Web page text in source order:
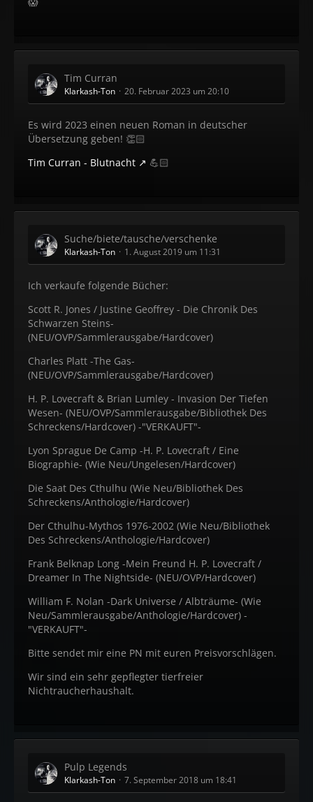
Tim Curran
Klarkash-Ton 20. Februar 2023 um 20:10
Es wird 2023 einen neuen Roman in deutscher
Übersetzung geben! 👏🏻
Tim Curran - Blutnacht
💪🏻
Suche/biete/tausche/verschenke
Klarkash-Ton 1. August 2019 um 11:31
Ich verkaufe folgende Bücher:
Scott R. Jones / Justine Geoffrey - Die Chronik Des
Schwarzen Steins-
(NEU/OVP/Sammlerausgabe/Hardcover)
Charles Platt -The Gas-
(NEU/OVP/Sammlerausgabe/Hardcover)
H. P. Lovecraft & Brian Lumley - Invasion Der Tiefen
Wesen- (NEU/OVP/Sammlerausgabe/Bibliothek Des
Schreckens/Hardcover) -"VERKAUFT"-
Lyon Sprague De Camp -H. P. Lovecraft / Eine
Biographie- (Wie Neu/Ungelesen/Hardcover)
Die Saat Des Cthulhu (Wie Neu/Bibliothek Des
Schreckens/Anthologie/Hardcover)
Der Cthulhu-Mythos 1976-2002 (Wie Neu/Bibliothek
Des Schreckens/Anthologie/Hardcover)
Frank Belknap Long -Mein Freund H. P. Lovecraft /
Dreamer In The Nightside- (NEU/OVP/Hardcover)
William F. Nolan -Dark Universe / Albträume- (Wie
Neu/Sammlerausgabe/Anthologie/Hardcover) -
"VERKAUFT"-
Bitte sendet mir eine PN mit euren Preisvorschlägen.
Wir sind ein sehr gepflegter tierfreier
Nichtraucherhaushalt.
Pulp Legends
Klarkash-Ton 7. September 2018 um 18:41